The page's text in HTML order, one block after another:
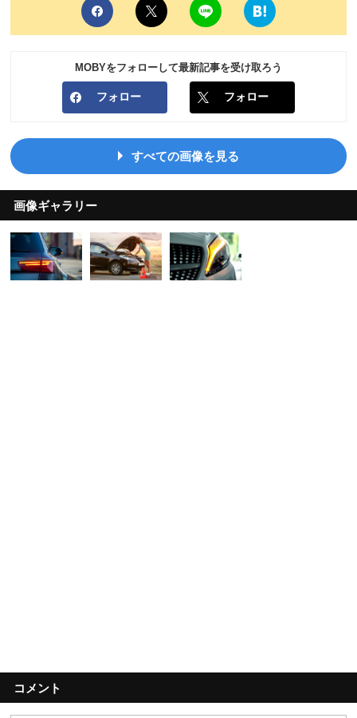
MOBYをフォローして最新記事を受け取ろう
フォロー フォロー
すべての画像を見る
画像ギャラリー
コメント